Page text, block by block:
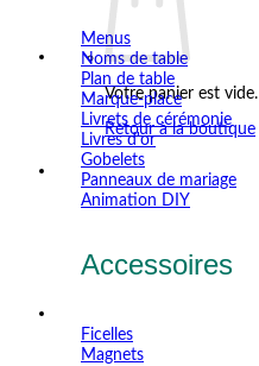
Votre panier est vide.
Retour à la boutique
Menus
Noms de table
Plan de table
Marque-place
Livrets de cérémonie
Livres d'or
Gobelets
Panneaux de mariage
Animation DIY
Accessoires
Ficelles
Magnets